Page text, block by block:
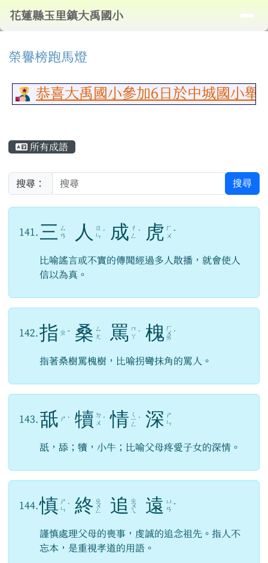
花蓮縣玉里鎮大禹國小
導覽列
花蓮縣玉里鎮大禹國小
上中區域內容
榮譽榜跑馬燈
恭喜大禹國小參加6日於中城國小舉
所有成語
搜尋： 搜尋
141. 三 ㄙ
ㄢ
人
ㄖ
ㄣ ˊ 成 ㄔ
ㄥ
ˊ 虎 ㄏ
ㄨ ˇ
比喻謠言或不實的傳聞經過多人散播，就會使人
信以為真。
142. 指 ㄓ ˇ 桑 ㄙ
ㄤ
罵 ㄇ
ㄚ ˋ 槐 ㄏ
ㄨ
ㄞ
ˊ
指著桑樹罵槐樹，比喻拐彎抹角的罵人。
143. 舐 ㄕ ˋ 犢 ㄉ
ㄨ ˊ 情 ㄑ
ㄧ
ㄥ
ˊ 深 ㄕ
ㄣ
舐，舔；犢，小牛；比喻父母疼愛子女的深情。
144. 慎 ㄕ
ㄣ ˋ 終 ㄓ
ㄨ
ㄥ 追 ㄓ
ㄨ
ㄟ 遠 ㄩ
ㄢ ˇ
謹慎處理父母的喪事，虔誠的追念祖先。指人不
忘本，是重視孝道的用語。